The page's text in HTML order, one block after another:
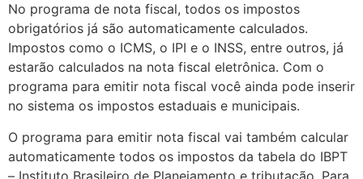
No programa de nota fiscal, todos os impostos
obrigatórios já são automaticamente calculados.
Impostos como o ICMS, o IPI e o INSS, entre outros, já
estarão calculados na nota fiscal eletrônica. Com o
programa para emitir nota fiscal você ainda pode inserir
no sistema os impostos estaduais e municipais.
O programa para emitir nota fiscal vai também calcular
automaticamente todos os impostos da tabela do IBPT
– Instituto Brasileiro de Planejamento e tributação. Para